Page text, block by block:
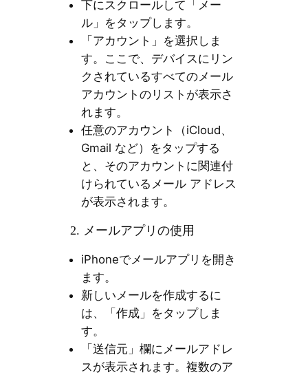
下にスクロールして「メー
ル」をタップします。
「アカウント」を選択しま
す。ここで、デバイスにリン
クされているすべてのメール
アカウントのリストが表示さ
れます。
任意のアカウント（iCloud、
Gmail など）をタップする
と、そのアカウントに関連付
けられているメール アドレス
が表示されます。
2. メールアプリの使用
iPhoneでメールアプリを開き
ます。
新しいメールを作成するに
は、「作成」をタップしま
す。
「送信元」欄にメールアドレ
スが表示されます。複数のア